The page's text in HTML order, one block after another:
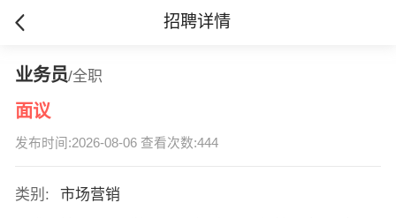
招聘详情
业务员/全职
面议
发布时间:2026-08-06 查看次数:444
类别:
市场营销